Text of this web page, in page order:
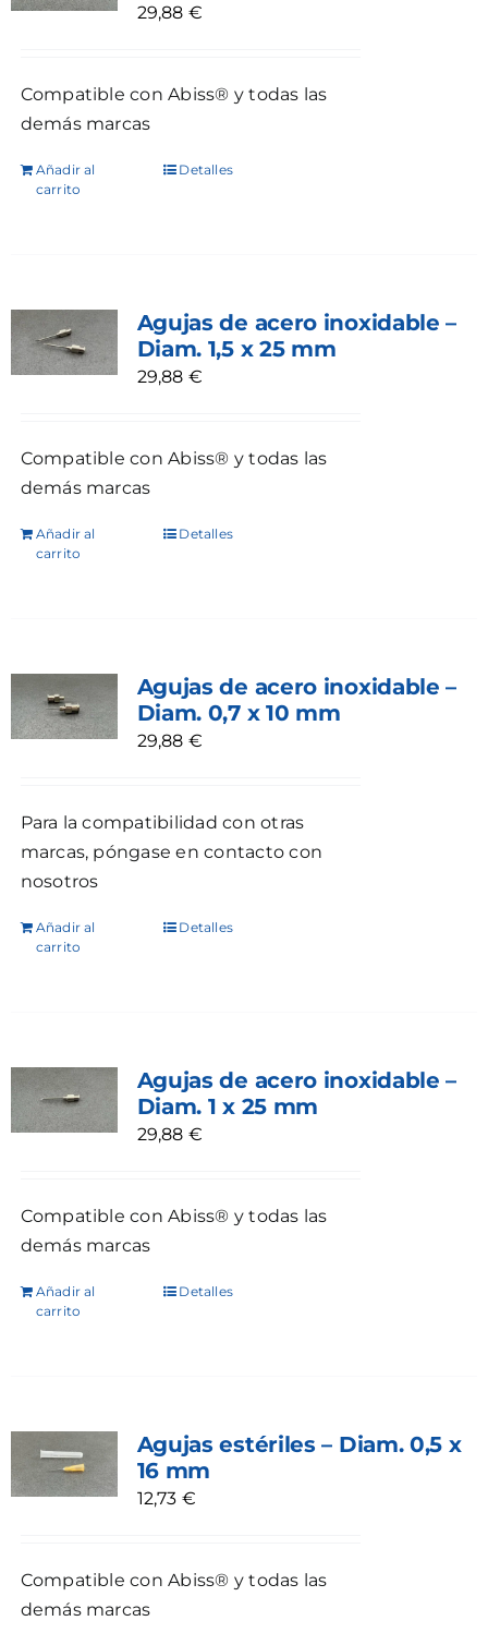
29,88 €
Compatible con Abiss® y todas las
demás marcas
Añadir al
carrito
Detalles
Agujas de acero inoxidable –
Diam. 1,5 x 25 mm
29,88 €
Compatible con Abiss® y todas las
demás marcas
Añadir al
carrito
Detalles
Agujas de acero inoxidable –
Diam. 0,7 x 10 mm
29,88 €
Para la compatibilidad con otras
marcas, póngase en contacto con
nosotros
Añadir al
carrito
Detalles
Agujas de acero inoxidable –
Diam. 1 x 25 mm
29,88 €
Compatible con Abiss® y todas las
demás marcas
Añadir al
carrito
Detalles
Agujas estériles – Diam. 0,5 x
16 mm
12,73 €
Compatible con Abiss® y todas las
demás marcas